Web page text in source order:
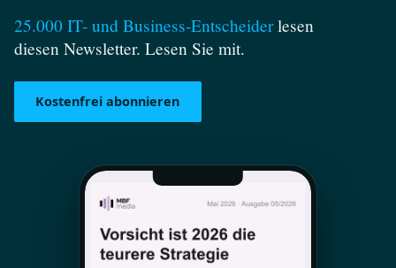
25.000 IT- und Business‑Entscheiderlesen
diesen Newsletter. Lesen Sie mit.
Kostenfrei abonnieren